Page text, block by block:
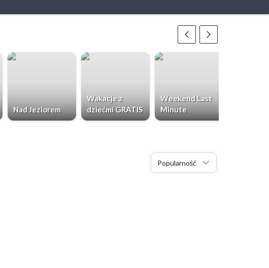
Nad Jeziorem
Wakacje z
dziećmi GRATIS
Weekend Last
Minute
Popularność